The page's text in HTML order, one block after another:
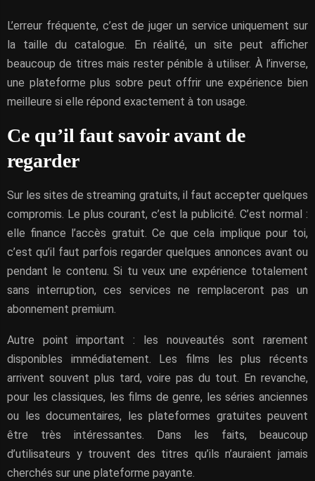
L’erreur fréquente, c’est de juger un service uniquement sur
la taille du catalogue. En réalité, un site peut afficher
beaucoup de titres mais rester pénible à utiliser. À l’inverse,
une plateforme plus sobre peut offrir une expérience bien
meilleure si elle répond exactement à ton usage.
Ce qu’il faut savoir avant de
regarder
Sur les sites de streaming gratuits, il faut accepter quelques
compromis. Le plus courant, c’est la publicité. C’est normal :
elle finance l’accès gratuit. Ce que cela implique pour toi,
c’est qu’il faut parfois regarder quelques annonces avant ou
pendant le contenu. Si tu veux une expérience totalement
sans interruption, ces services ne remplaceront pas un
abonnement premium.
Autre point important : les nouveautés sont rarement
disponibles immédiatement. Les films les plus récents
arrivent souvent plus tard, voire pas du tout. En revanche,
pour les classiques, les films de genre, les séries anciennes
ou les documentaires, les plateformes gratuites peuvent
être très intéressantes. Dans les faits, beaucoup
d’utilisateurs y trouvent des titres qu’ils n’auraient jamais
cherchés sur une plateforme payante.